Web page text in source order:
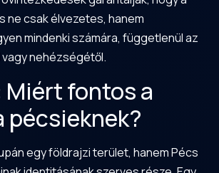
ne csak élvezetes, hanem
mindenki számára, függetlenül az
nehézségétől.
Miért fontos a
pécsieknek?
egy földrajzi terület, hanem Pécs